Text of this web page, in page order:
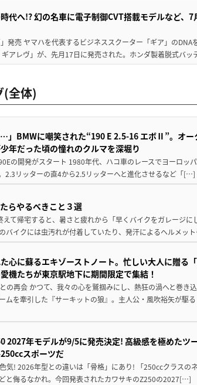
代へ!? 幻の名車に電子制御CVT搭載モデルなど、7
発売 ヤマハを代表するビジネススクーター「ギア」のDNA
ギアレヴ」が、先月17日に発売された。ホンダ製着脱式バ
(全体)
…」BMWに嘲笑された“190 E 2.5-16 エボⅡ”。オー
年だった頃の憧れのクルマを深堀り
の開発がスタート 1980年代、ハコ車のレースでヨーロッ
2.3リッターの直4から2.5リッターへと進化させるなど「[…]
らやるべきこと３選
て帰宅すると、暑さと疲れから「早くバイクをガレージに
バイクには虫汚れが付着していたり、発汗によるヘルメッ
心に蘇るエキゾーストノート。忙しい大人に贈る
機たちが東京駅地下に期間限定で集結！
の再会 かつて、我々の心を鷲掴みにし、熱狂の渦へと巻き
ムを牽引した『サーキットの狼』。主人公・風吹裕矢が駆
2027年モデルが9/5に発売決定! 高級感を極めたツ
スポーツだ
気! 2026年型との違いは「骨格」にあり! 「250ccクラスの
と侮るなかれ。今回発表されたカワサキのZ250の2027[…]